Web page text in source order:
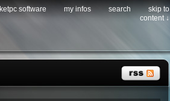
software my infos search
skip to
content ↓